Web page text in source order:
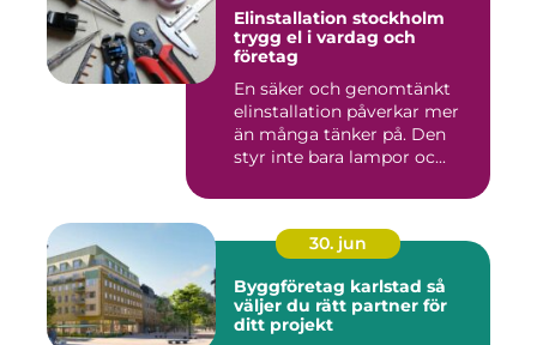
Elinstallation stockholm
trygg el i vardag och
företag
En säker och genomtänkt
elinstallation påverkar mer
än många tänker på. Den
styr inte bara lampor oc...
30. jun
Byggföretag karlstad så
väljer du rätt partner för
ditt projekt